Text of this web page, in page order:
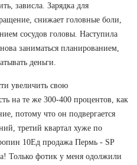
зависла. Зарядка для
снижает головные боли,
сосудов головы. Наступила
заниматься планированием,
деньги.
увеличить свою
на те же 300-400 процентов, как
потому что он подвергается
третий квартал хуже по
10Ед продажа Пермь - SP
Только фотик у меня одолжили